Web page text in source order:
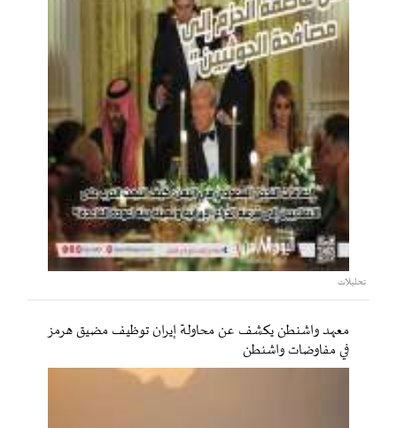
تحليلات
معهد واشنطن يكشف عن محاولة إيران توظيف مضيق هرمز
في مفاوضات واشنطن